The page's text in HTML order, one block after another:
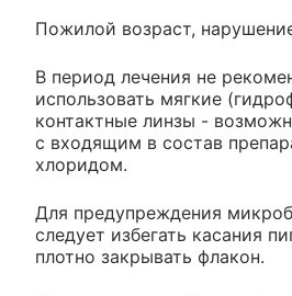
Пожилой возраст,
В период лечения не
использовать мягкие
контактные линзы -
с входящим в состав
хлоридом.
Для предупреждения
следует избегать касания
плотно закрывать флакон.